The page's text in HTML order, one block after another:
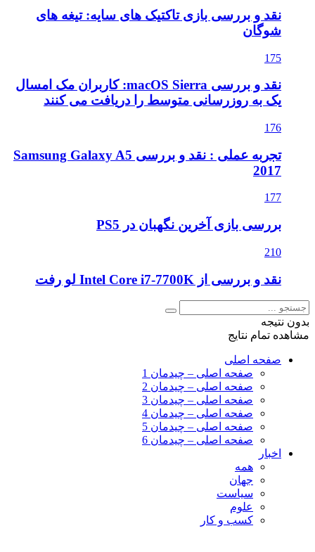
نقد و بررسی بازی تاکتیک های سایه: تیغه های
شوگان
175
نقد و بررسی macOS Sierra: کاربران مک امسال
یک به روزرسانی متوسط را دریافت می کنند
176
تجربه عملی : نقد و بررسی Samsung Galaxy A5
2017
177
بررسی بازی آخرین نگهبان در PS5
210
نقد و بررسی از Intel Core i7-7700K لو رفت
نتیجه
تمام نتایج
صفحه اصلی
صفحه اصلی – چیدمان 1
صفحه اصلی – چیدمان 2
صفحه اصلی – چیدمان 3
صفحه اصلی – چیدمان 4
صفحه اصلی – چیدمان 5
صفحه اصلی – چیدمان 6
اخبار
همه
جهان
سیاست
علوم
کسب و کار